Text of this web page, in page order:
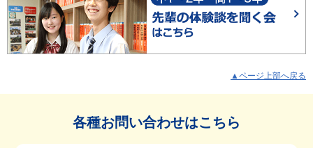
▲ページ上部へ戻る
各種お問い合わせはこちら